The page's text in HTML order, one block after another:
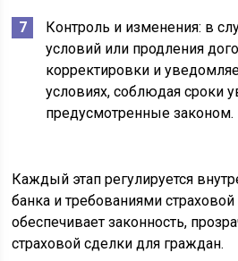
Контроль и изменения: в
условий или продления
корректировки и
условиях, соблюдая сроки
предусмотренные законом.
Каждый этап регулируется
банка и требованиями
обеспечивает законность,
страховой сделки для граждан.